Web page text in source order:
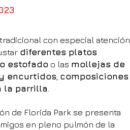
con especial atención
diferentes platos
estofado o las mollejas de
encurtidos; composiciones
la parrilla.
de Florida Park se presenta
en pleno pulmón de la